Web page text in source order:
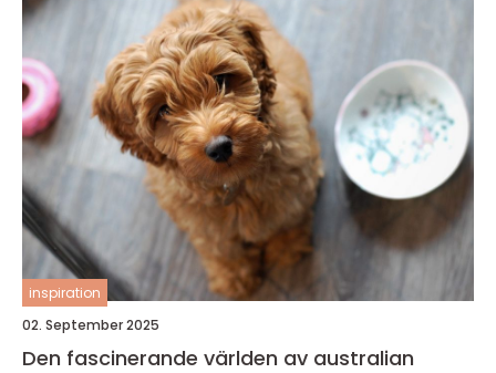
inspiration
02. September 2025
Den fascinerande världen av australian